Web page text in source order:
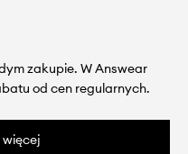
zakupie. W Answear
od cen regularnych.
więcej